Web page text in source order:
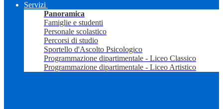
Servizi
Panoramica
Famiglie e studenti
Personale scolastico
Percorsi di studio
Sportello d'Ascolto Psicologico
Programmazione dipartimentale - Liceo Classico
Programmazione dipartimentale - Liceo Artistico